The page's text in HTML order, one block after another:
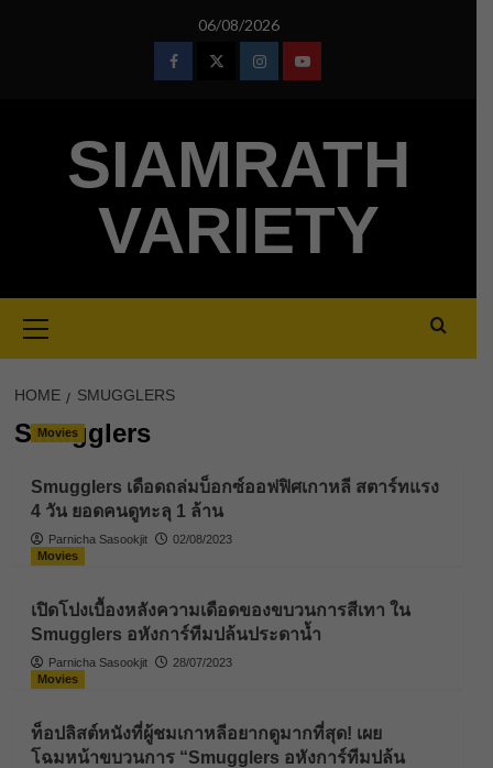
06/08/2026
FacebookTwitterInstagramYoutube
SIAMRATH
VARIETY
Menu
HOME SMUGGLERS
Smugglers
Movies
Smugglers เดือดถล่มบ็อกซ์ออฟฟิศเกาหลี สตาร์ทแรง
4 วัน ยอดคนดูทะลุ 1 ล้าน
Parnicha Sasookjit
02/08/2023
Movies
เปิดโปงเบื้องหลังความเดือดของขบวนการสีเทา ใน
Smugglers อหังการ์ทีมปล้นประดาน้ำ
Parnicha Sasookjit
28/07/2023
Movies
ท็อปลิสต์หนังที่ผู้ชมเกาหลีอยากดูมากที่สุด! เผย
โฉมหน้าขบวนการ “Smugglers อหังการ์ทีมปล้น